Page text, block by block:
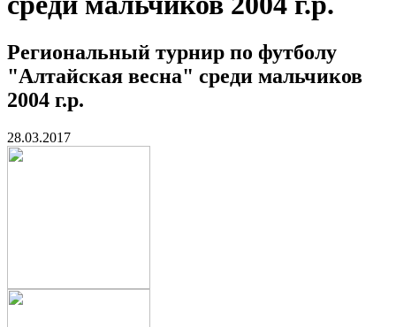
Региональный турнир по футболу
"Алтайская весна" среди мальчиков
2004 г.р.
28.03.2017